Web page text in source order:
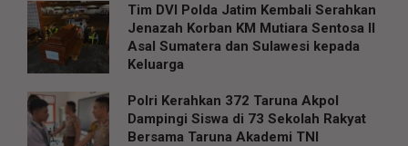
Tim DVI Polda Jatim Kembali Serahkan
Jenazah Korban KM Mutiara Sentosa II
Asal Sumatera dan Sulawesi kepada
Keluarga
Polri Kerahkan 372 Taruna Akpol
Dampingi Siswa di 73 Sekolah Rakyat
Bersama Taruna Akademi TNI